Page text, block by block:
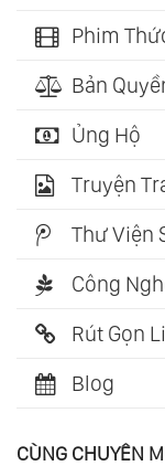
Phim
Bản
Ủng Hộ
Truyện
Thư Viện
Công
Rút Gọn
Blog
CÙNG CHUYÊN